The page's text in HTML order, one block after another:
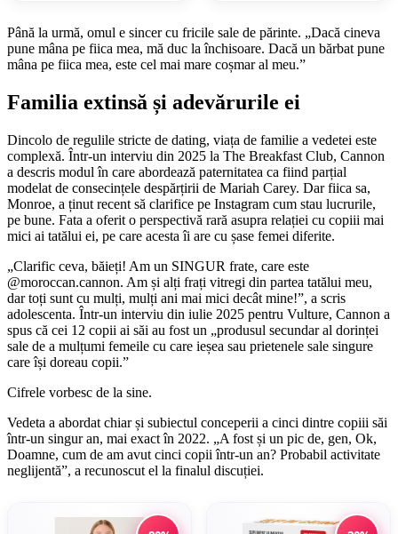
Până la urmă, omul e sincer cu fricile sale de părinte. „Dacă cineva
pune mâna pe fiica mea, mă duc la închisoare. Dacă un bărbat pune
mâna pe fiica mea, este cel mai mare coșmar al meu.”
Familia extinsă și adevărurile ei
Dincolo de regulile stricte de dating, viața de familie a vedetei este
complexă. Într-un interviu din 2025 la The Breakfast Club, Cannon
a descris modul în care abordează paternitatea ca fiind parțial
modelat de consecințele despărțirii de Mariah Carey. Dar fiica sa,
Monroe, a ținut recent să clarifice pe Instagram cum stau lucrurile,
pe bune. Fata a oferit o perspectivă rară asupra relației cu copiii mai
mici ai tatălui ei, pe care acesta îi are cu șase femei diferite.
„Clarific ceva, băieți! Am un SINGUR frate, care este
@moroccan.cannon. Am și alți frați vitregi din partea tatălui meu,
dar toți sunt cu mulți, mulți ani mai mici decât mine!”, a scris
adolescenta. Într-un interviu din iulie 2025 pentru Vulture, Cannon a
spus că cei 12 copii ai săi au fost un „produsul secundar al dorinței
sale de a mulțumi femeile cu care ieșea sau prietenele sale singure
care își doreau copii.”
Cifrele vorbesc de la sine.
Vedeta a abordat chiar și subiectul conceperii a cinci dintre copiii săi
într-un singur an, mai exact în 2022. „A fost și un pic de, gen, Ok,
Doamne, cum de am avut cinci copii într-un an? Probabil activitate
neglijentă”, a recunoscut el la finalul discuției.